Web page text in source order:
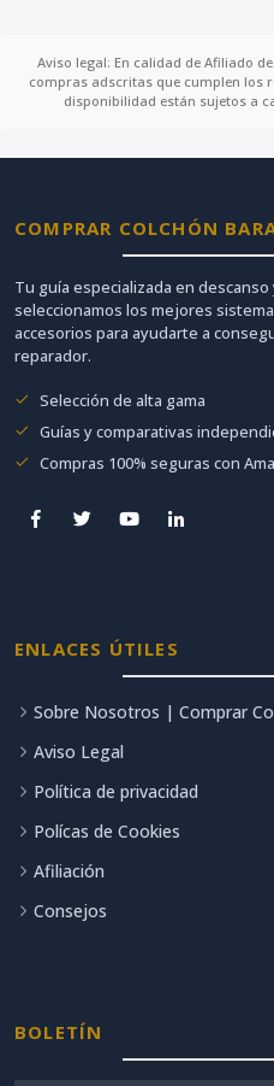
Aviso legal: En calidad de Afiliado
compras adscritas que cumplen los
disponibilidad están sujetos a
COMPRAR COLCHÓN
Tu guía especializada en
seleccionamos los mejores
accesorios para ayudarte a
reparador.
Selección de alta gama
Guías y comparativas
Compras 100% seguras con
ENLACES ÚTILES
Sobre Nosotros | Comprar
Aviso Legal
Política de privacidad
Polícas de Cookies
Afiliación
Consejos
BOLETÍN